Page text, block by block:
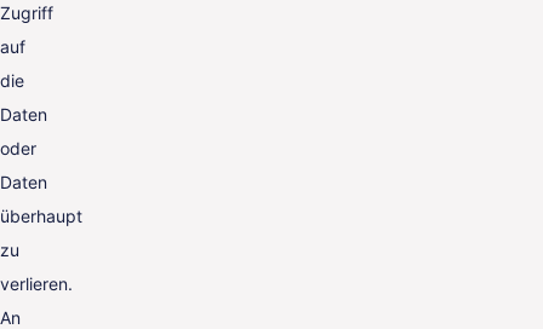
Zugriff
auf
die
Daten
oder
Daten
überhaupt
zu
verlieren.
An